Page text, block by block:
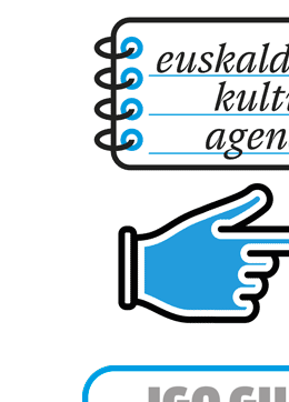
Webgune honek cookie propioak
fitxategiak erabiltzen ditu. Zure
zerbitzuak hobetzeko asmoz,
baliatzen gara. Ohar hau onartuz
erabiltzeko baimen esplizitua